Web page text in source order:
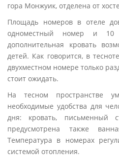
гора Монжуик, отделена от
Площадь номеров в отеле
одноместный номер и
дополнительная кровать
детей. Как говорится, в
двухместном номере только
стоит ожидать.
На тесном пространстве
необходимые удобства для
дня: кровать,
предусмотрена также
Температура в номерах
системой отопления.